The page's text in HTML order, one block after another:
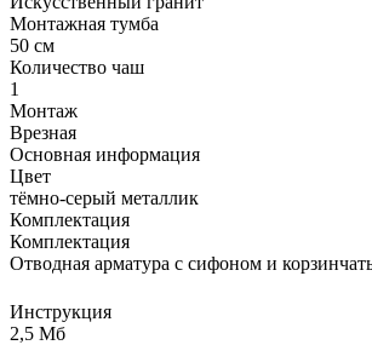
Монтажная тумба
50 см
Количество чаш
1
Монтаж
Врезная
Основная информация
Цвет
тёмно-серый металлик
Комплектация
Комплектация
Отводная арматура с сифоном и
Инструкция
2,5 Мб